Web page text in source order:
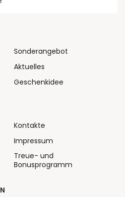
Sonderangebot
Aktuelles
Geschenkidee
Kontakte
Impressum
Treue- und
Bonusprogramm